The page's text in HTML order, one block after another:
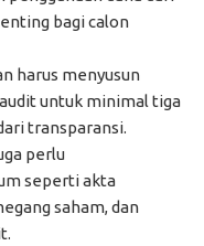
bagi calon
harus menyusun
untuk minimal tiga
transparansi.
perlu
seperti akta
saham, dan